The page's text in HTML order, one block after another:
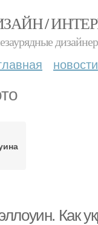
/
новости
Как